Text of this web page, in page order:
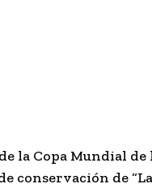
la Copa Mundial de
conservación de